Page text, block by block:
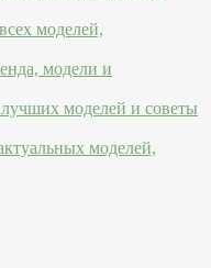
моделей,
модели и
моделей и советы
моделей,